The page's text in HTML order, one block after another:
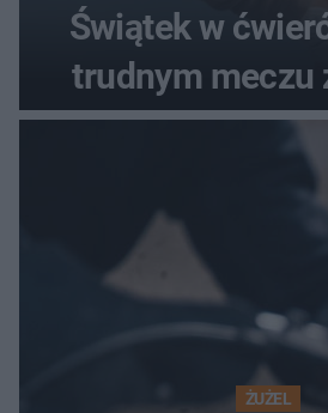
Świątek w
trudnym meczu
ŻUŻEL